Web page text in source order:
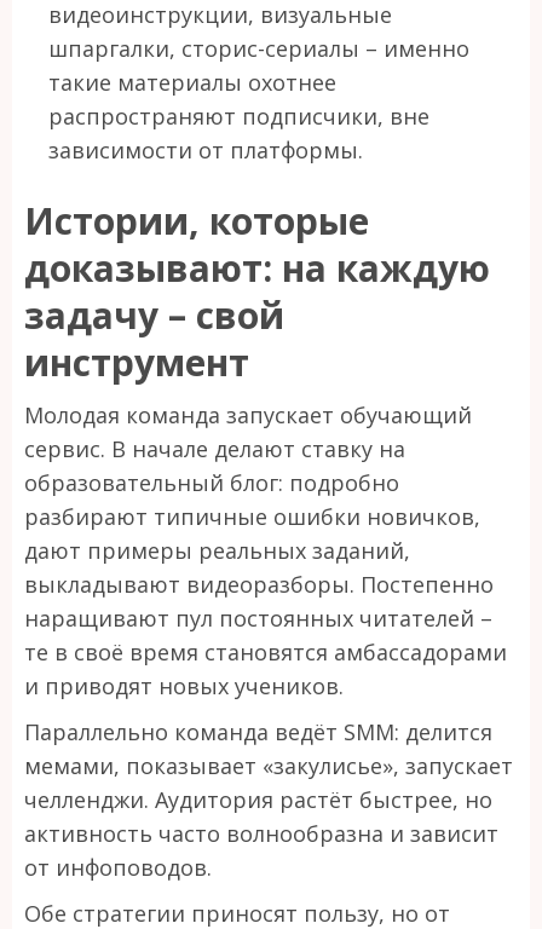
видеоинструкции, визуальные
шпаргалки, сторис-сериалы – именно
такие материалы охотнее
распространяют подписчики, вне
зависимости от платформы.
Истории, которые
доказывают: на каждую
задачу – свой
инструмент
Молодая команда запускает обучающий
сервис. В начале делают ставку на
образовательный блог: подробно
разбирают типичные ошибки новичков,
дают примеры реальных заданий,
выкладывают видеоразборы. Постепенно
наращивают пул постоянных читателей –
те в своё время становятся амбассадорами
и приводят новых учеников.
Параллельно команда ведёт SMM: делится
мемами, показывает «закулисье», запускает
челленджи. Аудитория растёт быстрее, но
активность часто волнообразна и зависит
от инфоповодов.
Обе стратегии приносят пользу, но от